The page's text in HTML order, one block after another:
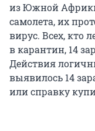
из Южной
самолета, их
вирус. Всех, кто
в карантин, 14
Действия
выявилось 14
или справку